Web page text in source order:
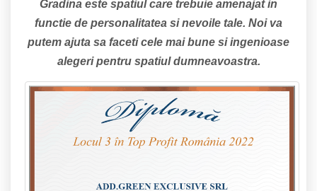
Gradina este spatiul care trebuie amenajat in
functie de personalitatea si nevoile tale. Noi va
putem ajuta sa faceti cele mai bune si ingenioase
alegeri pentru spatiul dumneavoastra.